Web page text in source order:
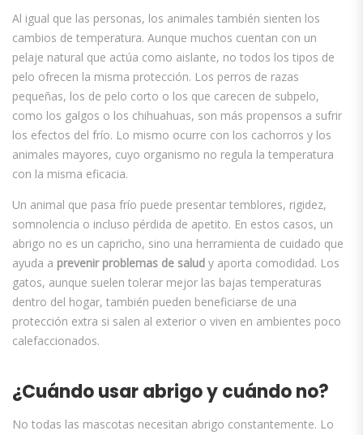
Al igual que las personas, los animales también sienten los
cambios de temperatura. Aunque muchos cuentan con un
pelaje natural que actúa como aislante, no todos los tipos de
pelo ofrecen la misma protección. Los perros de razas
pequeñas, los de pelo corto o los que carecen de subpelo,
como los galgos o los chihuahuas, son más propensos a sufrir
los efectos del frío. Lo mismo ocurre con los cachorros y los
animales mayores, cuyo organismo no regula la temperatura
con la misma eficacia.
Un animal que pasa frío puede presentar temblores, rigidez,
somnolencia o incluso pérdida de apetito. En estos casos, un
abrigo no es un capricho, sino una herramienta de cuidado que
ayuda a prevenir problemas de salud y aporta comodidad. Los
gatos, aunque suelen tolerar mejor las bajas temperaturas
dentro del hogar, también pueden beneficiarse de una
protección extra si salen al exterior o viven en ambientes poco
calefaccionados.
¿Cuándo usar abrigo y cuándo no?
No todas las mascotas necesitan abrigo constantemente. Lo